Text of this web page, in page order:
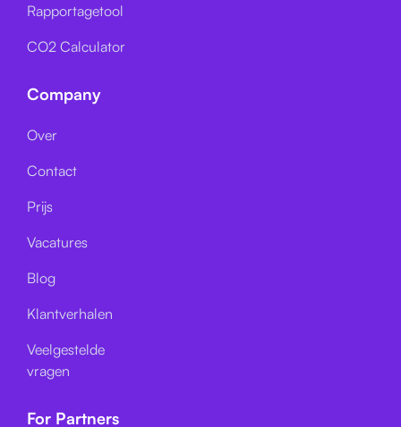
Rapportagetool
CO2 Calculator
Company
Over
Contact
Prijs
Vacatures
Blog
Klantverhalen
Veelgestelde
vragen
For Partners